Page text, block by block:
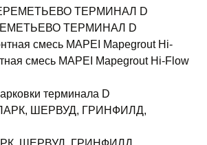
ТЕРМИНАЛ D
смесь MAPEI Mapegrout Hi-
смесь MAPEI Mapegrout Hi-Flow
терминала D